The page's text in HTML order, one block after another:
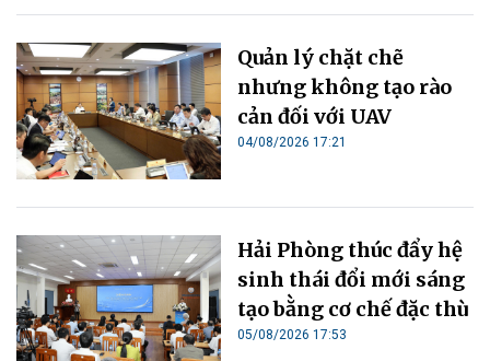
Quản lý chặt chẽ
nhưng không tạo rào
cản đối với UAV
04/08/2026 17:21
Hải Phòng thúc đẩy hệ
sinh thái đổi mới sáng
tạo bằng cơ chế đặc thù
05/08/2026 17:53